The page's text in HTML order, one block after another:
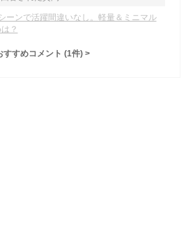
ーンで活躍間違いなし。軽量＆ミニマル
？
すすめコメント (1件) >